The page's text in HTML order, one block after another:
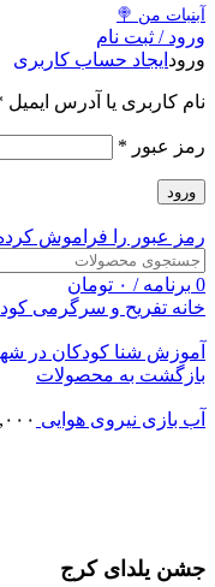
آبنبات‌ من 🍭
ورود / ثبت نام
ورود ایجاد حساب کاربری
نام کاربری یا آدرس ایمیل
رمز عبور *
ورود
رمز عبور را فراموش کرده
0 برنامه / ۰ تومان
خانه تفریح و سرگرمی
آموزش شنا کودکان در
بازگشت به محصولات
آب بازی نیروی هوایی
جشن یلدای کرج